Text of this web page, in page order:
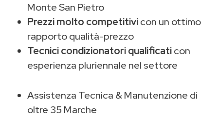
Monte San Pietro
Prezzi molto competitivicon un ottimo
rapporto qualità-prezzo
Tecnici condizionatori qualificaticon
esperienza pluriennale nel settore
Assistenza Tecnica & Manutenzione di
oltre 35 Marche